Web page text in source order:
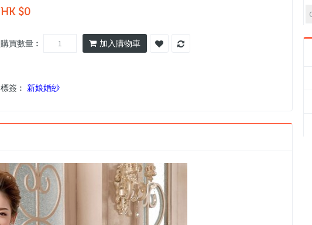
HK $0
購買數量︰ 加入購物車
標簽︰ 新娘婚紗